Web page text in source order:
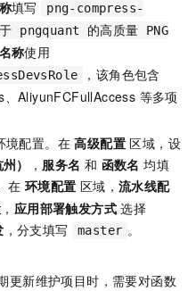
填写
png-compress-
pngquant 的高质量 PNG
称使用
，该角色包含
AliyunFCFullAccess 等多项
境配置。在高级配置 区域，设
） ， 服务名 和 函数名 均填
在 环境配置 区域，流水线配
， 应用部署触发方式 选择
，分支填写 master 。
更新维护项目时，需要对函数